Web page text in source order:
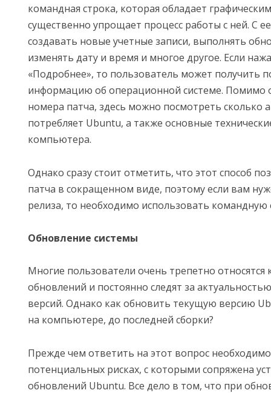
командная строка, которая обладает
существенно упрощает процесс работы с ней. С
создавать новые учетные записи, выполнять
изменять дату и время и многое другое. Если
«Подробнее», то пользователь может получить
информацию об операционной системе. Помимо
номера патча, здесь можно посмотреть сколько
потребляет Ubuntu, а также основные
компьютера.
Однако сразу стоит отметить, что этот способ
патча в сокращенном виде, поэтому если вам
релиза, то необходимо использовать командную
Обновление системы
Многие пользователи очень трепетно относятся
обновлений и постоянно следят за
версий. Однако как обновить текущую версию
на компьютере, до последней сборки?
Прежде чем ответить на этот вопрос необходимо
потенциальных рисках, с которыми сопряжена
обновлений Ubuntu. Все дело в том, что при